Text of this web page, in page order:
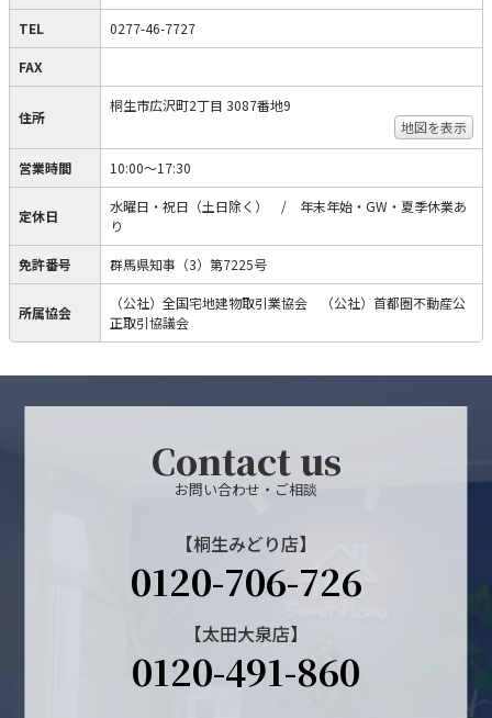
TEL 0277-46-7727
FAX
住所
桐生市広沢町2丁目 3087番地9
地図を表示
営業時間 10:00～17:30
定休日
水曜日・祝日（土日除く） / 年末年始・GW・夏季休業あ
り
免許番号 群馬県知事（3）第7225号
所属協会
（公社）全国宅地建物取引業協会 （公社）首都圏不動産公
正取引協議会
Contact us
お問い合わせ・ご相談
【桐生みどり店】
0120-706-726
【太田大泉店】
0120-491-860